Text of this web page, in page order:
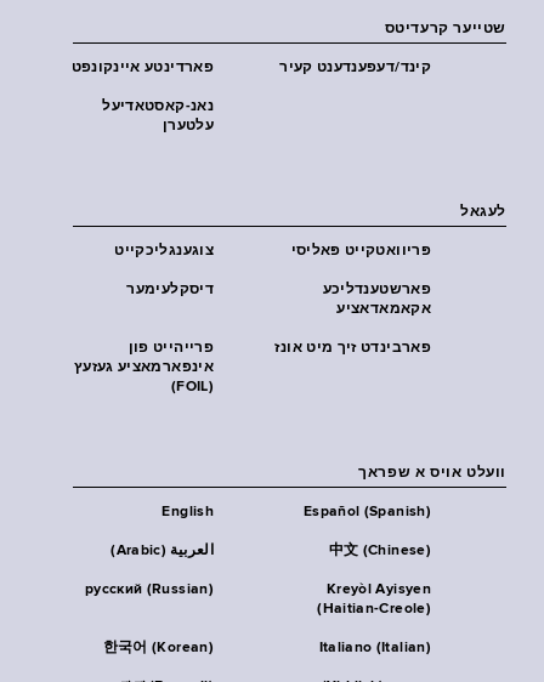
שטייער קרעדיטס
פארדינטע איינקונפט קינד/דעפענדענט קעיר
נאנ-קאסטאדיעל
עלטערן
לעגאל
צוגענגליכקייט פּריוואטקייט פּאליסי
דיסקלעימער
פארשטענדליכע
אקאמאדאציע
פרייהייט פון
אינפארמאציע געזעץ
(FOIL)
פארבינדט זיך מיט אונז
וועלט אויס א שפראך
English Español (Spanish)
العربية (Arabic) 中文 (Chinese)
русский (Russian)
Kreyòl Ayisyen
(Haitian-Creole)
한국어 (Korean) Italiano (Italian)